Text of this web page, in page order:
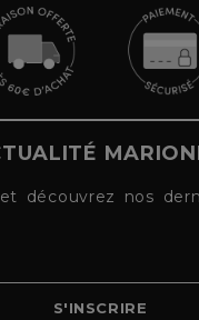
découvrez nos
S'INSCRIRE